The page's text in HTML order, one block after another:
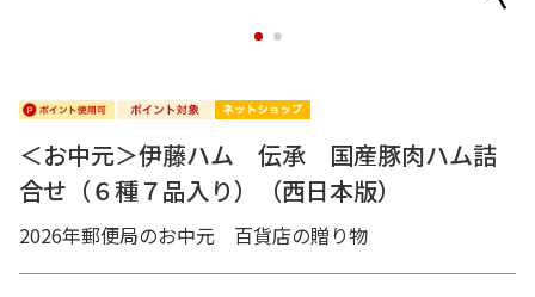
1 2
＜お中元＞伊藤ハム 伝承 国産豚肉ハム詰
合せ（６種７品入り）（西日本版）
2026年郵便局のお中元 百貨店の贈り物